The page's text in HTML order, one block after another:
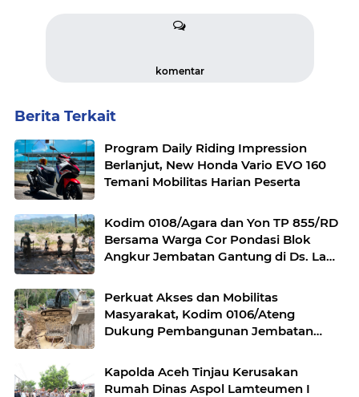
komentar
Berita Terkait
Program Daily Riding Impression
Berlanjut, New Honda Vario EVO 160
Temani Mobilitas Harian Peserta
Kodim 0108/Agara dan Yon TP 855/RD
Bersama Warga Cor Pondasi Blok
Angkur Jembatan Gantung di Ds. Lawe
Perkuat Akses dan Mobilitas
Masyarakat, Kodim 0106/Ateng
Dukung Pembangunan Jembatan
Kapolda Aceh Tinjau Kerusakan
Rumah Dinas Aspol Lamteumen I